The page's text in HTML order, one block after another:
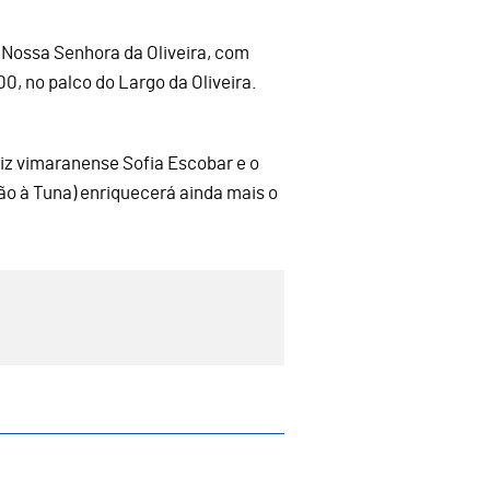
Senhora da Oliveira, com
no palco do Largo da Oliveira.
vimaranense Sofia Escobar e o
à Tuna) enriquecerá ainda mais o